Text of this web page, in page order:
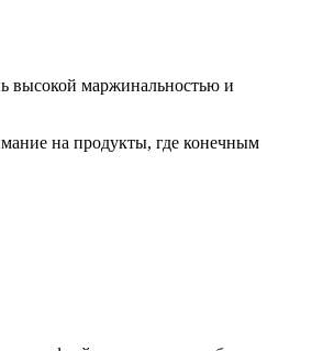
высокой маржинальностью и
на продукты, где конечным